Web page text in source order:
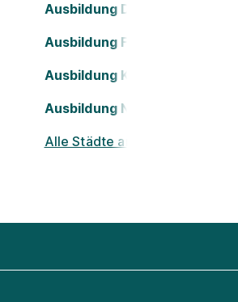
Ausbildung Dortmund
Ausbildung Frankfurt am Main
Ausbildung Köln
Ausbildung Nürnberg
Alle Städte ansehen